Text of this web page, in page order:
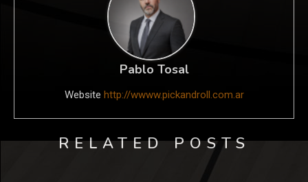
Pablo Tosal
Website http://wwww.pickandroll.com.ar
RELATED POSTS